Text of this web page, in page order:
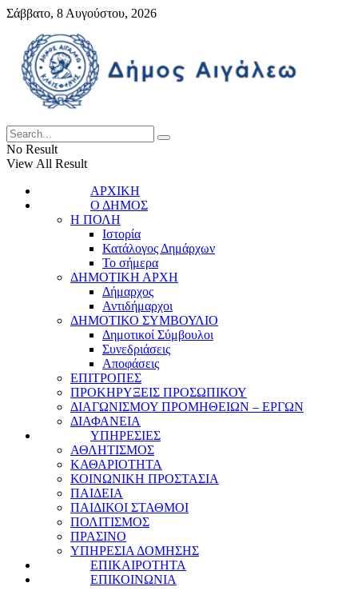
Σάββατο, 8 Αυγούστου, 2026
No Result
View All Result
ΑΡΧΙΚΗ
Ο ΔΗΜΟΣ
Η ΠΟΛΗ
Ιστορία
Κατάλογος Δημάρχων
Το σήμερα
ΔΗΜΟΤΙΚΗ ΑΡΧΗ
Δήμαρχος
Αντιδήμαρχοι
ΔΗΜΟΤΙΚΟ ΣΥΜΒΟΥΛΙΟ
Δημοτικοί Σύμβουλοι
Συνεδριάσεις
Αποφάσεις
ΕΠΙΤΡΟΠΕΣ
ΠΡΟΚΗΡΥΞΕΙΣ ΠΡΟΣΩΠΙΚΟΥ
ΔΙΑΓΩΝΙΣΜΟΥ ΠΡΟΜΗΘΕΙΩΝ – ΕΡΓΩΝ
ΔΙΑΦΑΝΕΙΑ
ΥΠΗΡΕΣΙΕΣ
ΑΘΛΗΤΙΣΜΟΣ
ΚΑΘΑΡΙΟΤΗΤΑ
ΚΟΙΝΩΝΙΚΗ ΠΡΟΣΤΑΣΙΑ
ΠΑΙΔΕΙΑ
ΠΑΙΔΙΚΟΙ ΣΤΑΘΜΟΙ
ΠΟΛΙΤΙΣΜΟΣ
ΠΡΑΣΙΝΟ
ΥΠΗΡΕΣΙΑ ΔΟΜΗΣΗΣ
ΕΠΙΚΑΙΡΟΤΗΤΑ
ΕΠΙΚΟΙΝΩΝΙΑ